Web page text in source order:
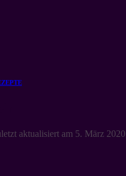
aktualisiert am 5. März 2020